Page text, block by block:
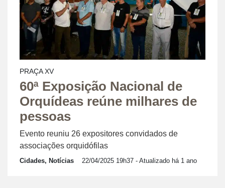
PRAÇA XV
60ª Exposição Nacional de
Orquídeas reúne milhares de
pessoas
Evento reuniu 26 expositores convidados de
associações orquidófilas
Cidades, Notícias 22/04/2025 19h37 - Atualizado há 1 ano